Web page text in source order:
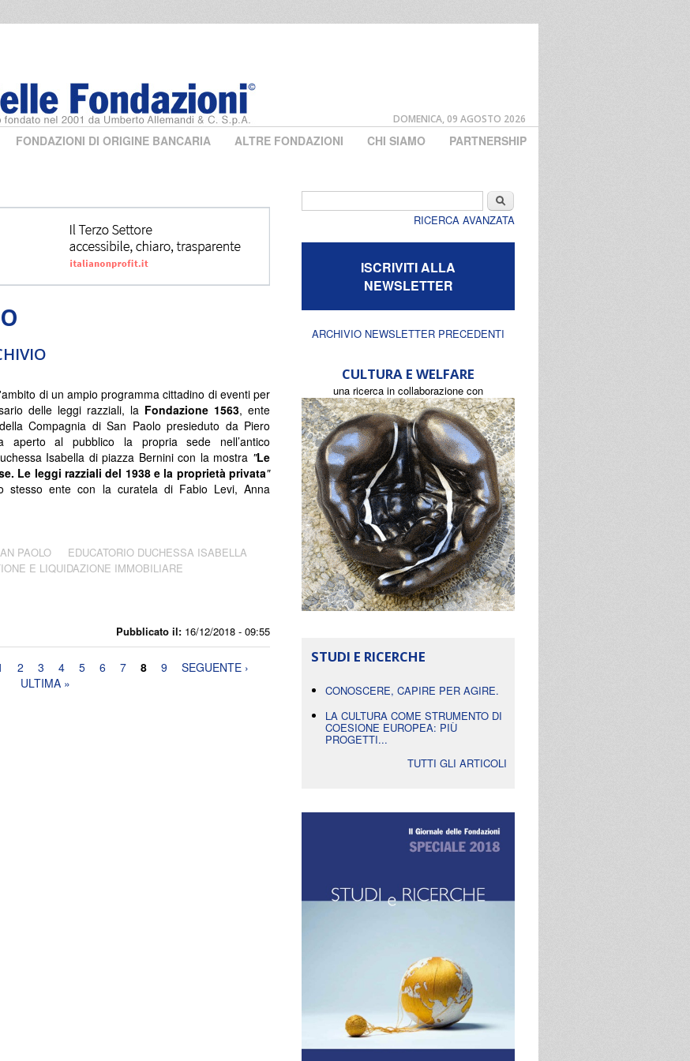
DOMENICA, 09 AGOSTO 2026
FONDAZIONI DI ORIGINE BANCARIA ALTRE FONDAZIONI CHI SIAMO PARTNERSHIP
Pubblicato il: 16/12/2018 - 09:55
di un ampio programma cittadino di eventi per
delle leggi razziali, la Fondazione 1563, ente
Compagnia di San Paolo presieduto da Piero
aperto al pubblico la propria sede nell’antico
Isabella di piazza Bernini con la mostra "Le
Le leggi razziali del 1938 e la proprietà privata"
stesso ente con la curatela di Fabio Levi, Anna
PAOLO
EDUCATORIO DUCHESSA ISABELLA
E LIQUIDAZIONE IMMOBILIARE
2 3 4 5 6 7 8 9
SEGUENTE ›
ULTIMA »
Cerca
RICERCA AVANZATA
ISCRIVITI ALLA
NEWSLETTER
ARCHIVIO NEWSLETTER PRECEDENTI
CULTURA E WELFARE
una ricerca in collaborazione con
STUDI E RICERCHE
CONOSCERE, CAPIRE PER AGIRE.
LA CULTURA COME STRUMENTO DI
COESIONE EUROPEA: PIÙ
PROGETTI...
TUTTI GLI ARTICOLI